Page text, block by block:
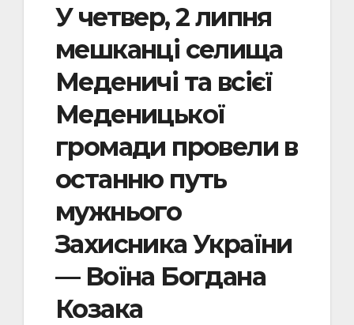
У четвер, 2 липня
мешканці селища
Меденичі та всієї
Меденицької
громади провели в
останню путь
мужнього
Захисника України
— Воїна Богдана
Козака